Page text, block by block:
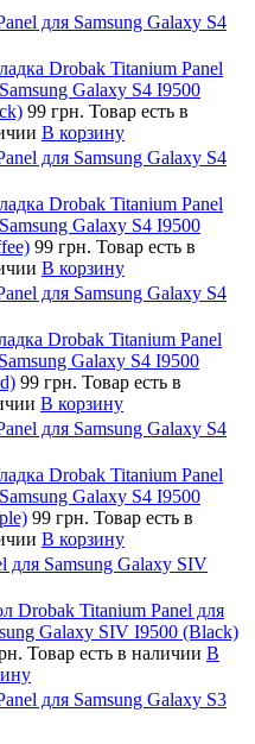
для Samsung Galaxy S4
Drobak Titanium Panel
Galaxy S4 I9500
99 грн. Товар есть в
В корзину
для Samsung Galaxy S4
Drobak Titanium Panel
Galaxy S4 I9500
99 грн. Товар есть в
В корзину
для Samsung Galaxy S4
Drobak Titanium Panel
Galaxy S4 I9500
99 грн. Товар есть в
В корзину
для Samsung Galaxy S4
Drobak Titanium Panel
Galaxy S4 I9500
99 грн. Товар есть в
В корзину
для Samsung Galaxy SIV
Drobak Titanium Panel для
Galaxy SIV I9500 (Black)
Товар есть в наличии В
для Samsung Galaxy S3